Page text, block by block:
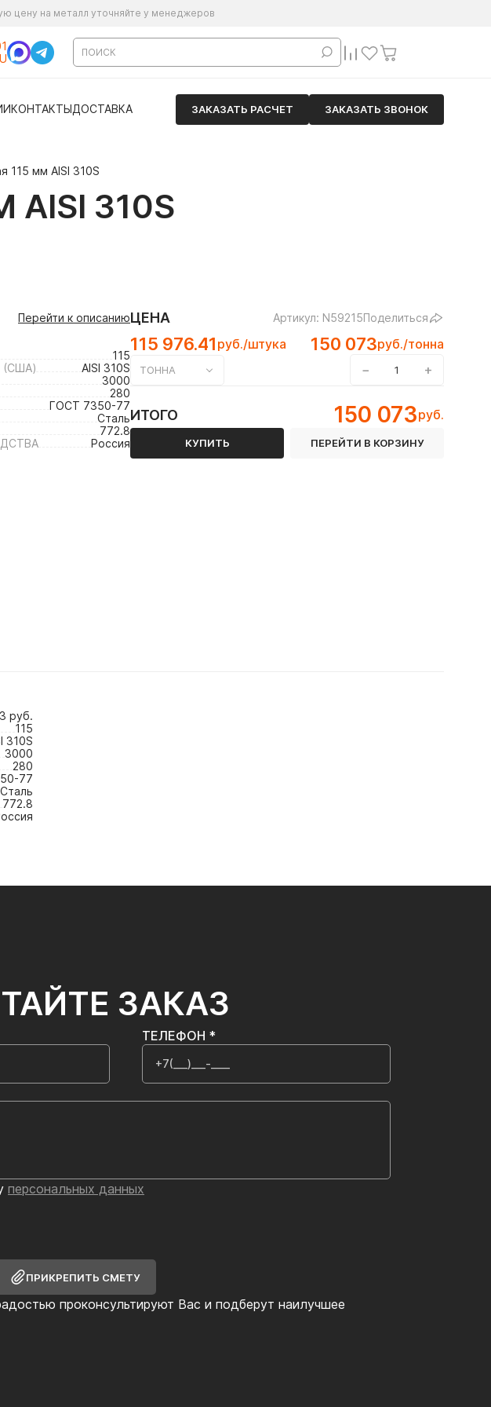
цену на металл уточняйте у менеджеров
КОНТАКТЫДОСТАВКА ЗАКАЗАТЬ РАСЧЕТ ЗАКАЗАТЬ ЗВОНОК
115 мм AISI 310S
310S
Перейти к описанию
115
(США)
AISI 310S
3000
280
ГОСТ 7350-77
Сталь
772.8
Россия
ЦЕНА Артикул: N59215Поделиться
115 976.41 руб./штука 150 073руб./тонна
ТОННА − +
ИТОГО 150 073руб.
КУПИТЬ ПЕРЕЙТИ В КОРЗИНУ
руб.
115
310S
3000
280
77
Сталь
772.8
ЗАКАЗ
проконсультируют Вас и подберут наилучшее
ТЕЛЕФОН *
персональных данных
ПРИКРЕПИТЬ СМЕТУ